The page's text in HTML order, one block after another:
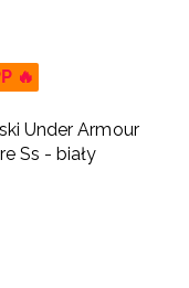
🔥
Under Armour
Ss - biały